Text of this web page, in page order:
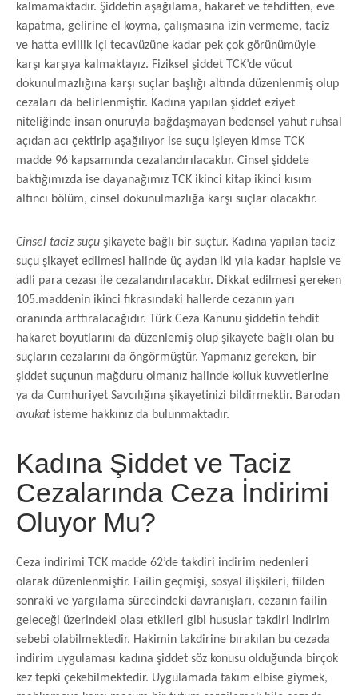
kalmamaktadır. Şiddetin aşağılama, hakaret ve tehditten, eve
kapatma, gelirine el koyma, çalışmasına izin vermeme, taciz
ve hatta evlilik içi tecavüzüne kadar pek çok görünümüyle
karşı karşıya kalmaktayız. Fiziksel şiddet TCK’de vücut
dokunulmazlığına karşı suçlar başlığı altında düzenlenmiş olup
cezaları da belirlenmiştir. Kadına yapılan şiddet eziyet
niteliğinde insan onuruyla bağdaşmayan bedensel yahut ruhsal
açıdan acı çektirip aşağılıyor ise suçu işleyen kimse TCK
madde 96 kapsamında cezalandırılacaktır. Cinsel şiddete
baktığımızda ise dayanağımız TCK ikinci kitap ikinci kısım
altıncı bölüm, cinsel dokunulmazlığa karşı suçlar olacaktır.
Cinsel taciz suçu şikayete bağlı bir suçtur. Kadına yapılan taciz
suçu şikayet edilmesi halinde üç aydan iki yıla kadar hapisle ve
adli para cezası ile cezalandırılacaktır. Dikkat edilmesi gereken
105.maddenin ikinci fıkrasındaki hallerde cezanın yarı
oranında arttıralacağıdır. Türk Ceza Kanunu şiddetin tehdit
hakaret boyutlarını da düzenlemiş olup şikayete bağlı olan bu
suçların cezalarını da öngörmüştür. Yapmanız gereken, bir
şiddet suçunun mağduru olmanız halinde kolluk kuvvetlerine
ya da Cumhuriyet Savcılığına şikayetinizi bildirmektir. Barodan
avukat isteme hakkınız da bulunmaktadır.
Kadına Şiddet ve Taciz
Cezalarında Ceza İndirimi
Oluyor Mu?
Ceza indirimi TCK madde 62’de takdiri indirim nedenleri
olarak düzenlenmiştir. Failin geçmişi, sosyal ilişkileri, fiilden
sonraki ve yargılama sürecindeki davranışları, cezanın failin
geleceği üzerindeki olası etkileri gibi hususlar takdiri indirim
sebebi olabilmektedir. Hakimin takdirine bırakılan bu cezada
indirim uygulaması kadına şiddet söz konusu olduğunda birçok
kez tepki çekebilmektedir. Uygulamada takım elbise giymek,